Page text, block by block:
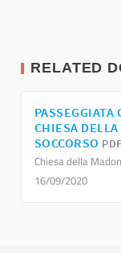
RELATED
PASSEGGIATA
CHIESA
SOCCORSO
Chiesa della
16/09/2020